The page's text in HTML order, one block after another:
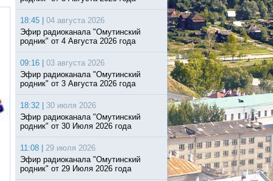
18:45 |
04 августа 2026
Эфир радиоканала "Омутинский
родник" от 4 Августа 2026 года
09:16 |
03 августа 2026
Эфир радиоканала "Омутинский
родник" от 3 Августа 2026 года
18:32 |
30 июля 2026
Эфир радиоканала "Омутинский
родник" от 30 Июля 2026 года
11:08 |
29 июля 2026
Эфир радиоканала "Омутинский
родник" от 29 Июля 2026 года